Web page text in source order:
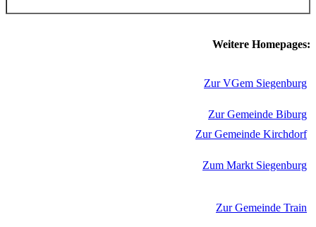
Weitere Homepages:
Zur VGem Siegenburg
Zur Gemeinde Biburg
Zur Gemeinde Kirchdorf
Zum Markt Siegenburg
Zur Gemeinde Train